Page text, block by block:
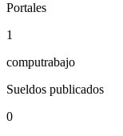
Portales
1
computrabajo
Sueldos publicados
0